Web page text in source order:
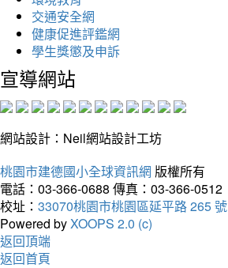
交通安全網
健康促進評鑑網
學生獎懲及申訴
宣導網站
網站設計：Neil網站設計工坊
桃園市建德國小全球資訊網 版權所有
電話：03-366-0688 傳真：03-366-0512
校址： 33070桃園市桃園區延平路 265 號
Powered byXOOPS 2.0 (c)
返回頂端
返回首頁